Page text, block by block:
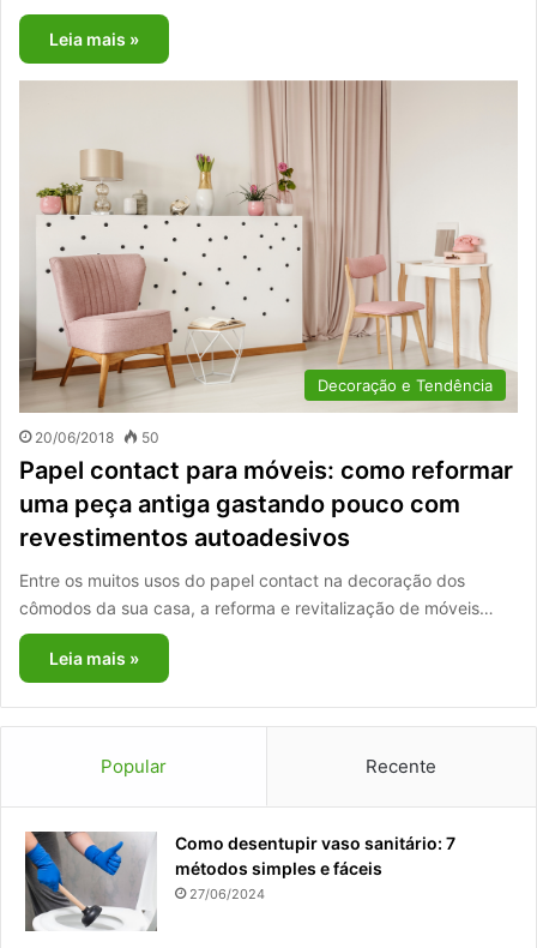
Leia mais »
Decoração e Tendência
20/06/2018 50
Papel contact para móveis: como reformar
uma peça antiga gastando pouco com
revestimentos autoadesivos
Entre os muitos usos do papel contact na decoração dos
cômodos da sua casa, a reforma e revitalização de móveis…
Leia mais »
Popular Recente
Como desentupir vaso sanitário: 7
métodos simples e fáceis
27/06/2024